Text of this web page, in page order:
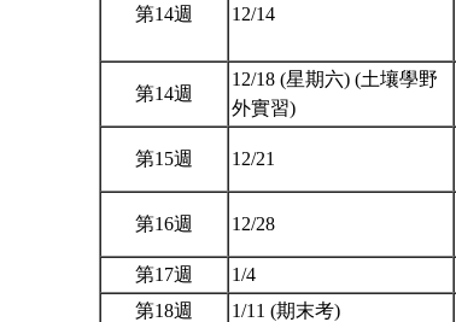
第14週 12/14
第14週
12/18 (星期六) (土壤學野
外實習)
第15週 12/21
第16週 12/28
第17週
1/4
第18週
1/11 (期末考)